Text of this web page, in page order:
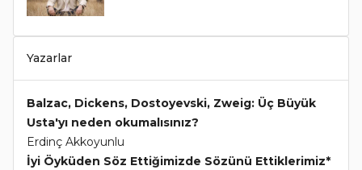
Yazarlar
Balzac, Dickens, Dostoyevski, Zweig: Üç Büyük
Usta'yı neden okumalısınız?
Erdinç Akkoyunlu
İyi Öyküden Söz Ettiğimizde Sözünü Ettiklerimiz*